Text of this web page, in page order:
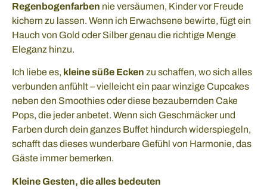
Regenbogenfarben nie versäumen, Kinder vor Freude
kichern zu lassen. Wenn ich Erwachsene bewirte, fügt ein
Hauch von Gold oder Silber genau die richtige Menge
Eleganz hinzu.
Ich liebe es, kleine süße Ecken zu schaffen, wo sich alles
verbunden anfühlt – vielleicht ein paar winzige Cupcakes
neben den Smoothies oder diese bezaubernden Cake
Pops, die jeder anbetet. Wenn sich Geschmäcker und
Farben durch dein ganzes Buffet hindurch widerspiegeln,
schafft das dieses wunderbare Gefühl von Harmonie, das
Gäste immer bemerken.
Kleine Gesten, die alles bedeuten